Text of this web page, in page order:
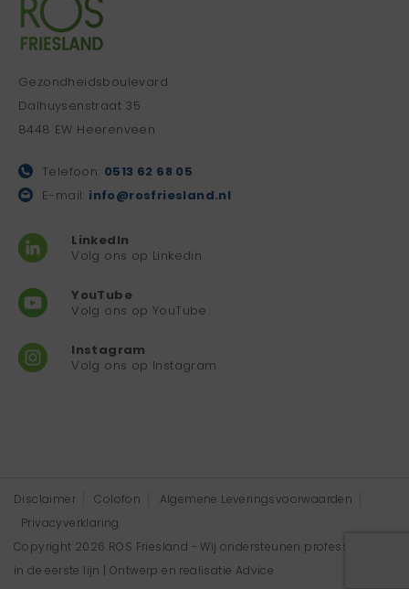
Gezondheidsboulevard
Dalhuysenstraat 35
8448 EW Heerenveen
Telefoon: 0513 62 68 05
E-mail: info@rosfriesland.nl
LinkedIn
Volg ons op Linkedin
YouTube
Volg ons op YouTube
Instagram
Volg ons op Instagram
Disclaimer Colofon
Algemene Leveringsvoorwaarden
Privacyverklaring
Copyright 2026 ROS Friesland - Wij ondersteunen professionals
in de eerste lijn | Ontwerp en realisatie Advice